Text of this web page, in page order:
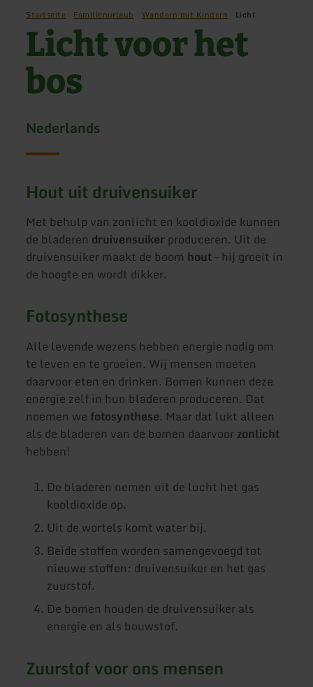
Startseite Familienurlaub Wandern mit Kindern Licht
Licht voor het
bos
Nederlands
Hout uit druivensuiker
Met behulp van zonlicht en kooldioxide kunnen
de bladeren druivensuiker produceren. Uit de
druivensuiker maakt de boom hout– hij groeit in
de hoogte en wordt dikker.
Fotosynthese
Alle levende wezens hebben energie nodig om
te leven en te groeien. Wij mensen moeten
daarvoor eten en drinken. Bomen kunnen deze
energie zelf in hun bladeren produceren. Dat
noemen we fotosynthese. Maar dat lukt alleen
als de bladeren van de bomen daarvoorzonlicht
hebben!
De bladeren nemen uit de lucht het gas
kooldioxide op.
Uit de wortels komt water bij.
Beide stoffen worden samengevoegd tot
nieuwe stoffen: druivensuiker en het gas
zuurstof.
De bomen houden de druivensuiker als
energie en als bouwstof.
Zuurstof voor ons mensen